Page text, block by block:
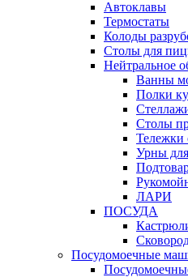
Автоклавы
Термостаты
Колоды
Столы для
Нейтральное
Ванны
Полки
Столы
Тележки
Урны
ЛАРИ
ПОСУДА
Посудомоечные